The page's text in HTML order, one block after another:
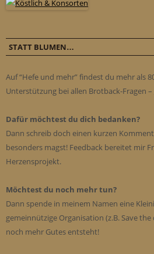
STATT BLUMEN…
Auf “Hefe und mehr” findest du mehr als
Unterstützung bei allen Brotback-Fragen
Dafür möchtest du dich bedanken?
Dann schreib doch einen kurzen
besonders magst! Feedback bereitet mir
Herzensprojekt.
Möchtest du noch mehr tun?
Dann spende in meinem Namen eine
gemeinnützige Organisation (z.B. Save
noch mehr Gutes entsteht!